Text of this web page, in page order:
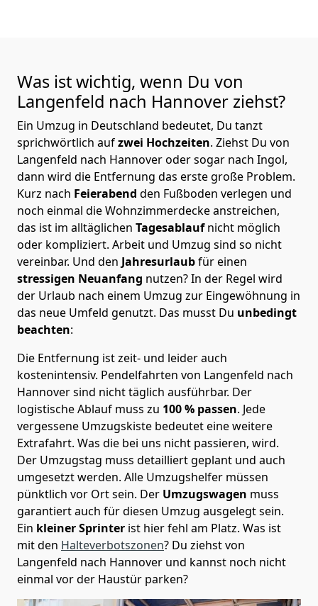
Was ist wichtig, wenn Du von
Langenfeld nach Hannover ziehst?
Ein Umzug in Deutschland bedeutet, Du tanzt
sprichwörtlich aufzwei Hochzeiten. Ziehst Du von
Langenfeld nach Hannover oder sogar nach Ingol,
dann wird die Entfernung das erste große Problem.
Kurz nach Feierabend den Fußboden verlegen und
noch einmal die Wohnzimmerdecke anstreichen,
das ist im alltäglichen Tagesablaufnicht möglich
oder kompliziert. Arbeit und Umzug sind so nicht
vereinbar. Und den Jahresurlaubfür einen
stressigen Neuanfang nutzen? In der Regel wird
der Urlaub nach einem Umzug zur Eingewöhnung in
das neue Umfeld genutzt. Das musst Du unbedingt
beachten:
Die Entfernung ist zeit- und leider auch
kostenintensiv. Pendelfahrten von Langenfeld nach
Hannover sind nicht täglich ausführbar. Der
logistische Ablauf muss zu 100 % passen. Jede
vergessene Umzugskiste bedeutet eine weitere
Extrafahrt. Was die bei uns nicht passieren, wird.
Der Umzugstag muss detailliert geplant und auch
umgesetzt werden. Alle Umzugshelfer müssen
pünktlich vor Ort sein. Der Umzugswagen muss
garantiert auch für diesen Umzug ausgelegt sein.
Ein kleiner Sprinter ist hier fehl am Platz. Was ist
mit den Halteverbotszonen? Du ziehst von
Langenfeld nach Hannover und kannst noch nicht
einmal vor der Haustür parken?